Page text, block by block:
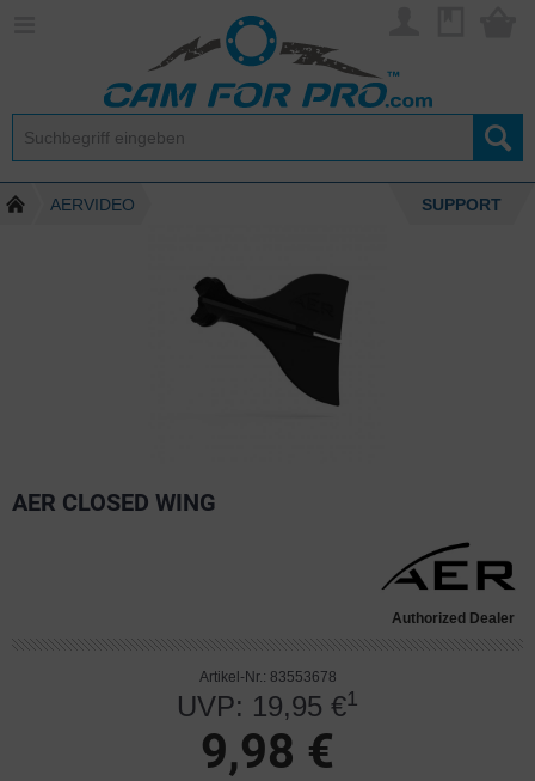
AERVIDEO SUPPORT
AER CLOSED WING
Authorized Dealer
Artikel-Nr.: 83553678
UVP: 19,95 €1
9,98 €